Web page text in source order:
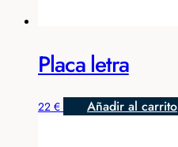
Placa letra
22 € Añadir al carrito